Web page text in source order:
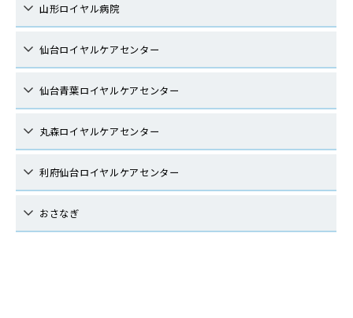
山形ロイヤル病院
仙台ロイヤルケアセンター
仙台青葉ロイヤルケアセンター
丸森ロイヤルケアセンター
利府仙台ロイヤルケアセンター
おさなぎ